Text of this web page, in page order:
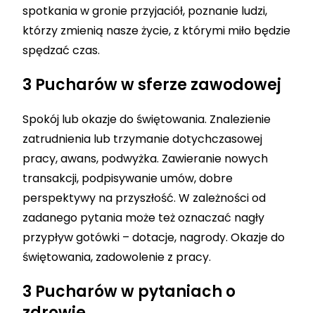
spotkania w gronie przyjaciół, poznanie ludzi,
którzy zmienią nasze życie, z którymi miło będzie
spędzać czas.
3 Pucharów w sferze zawodowej
Spokój lub okazje do świętowania. Znalezienie
zatrudnienia lub trzymanie dotychczasowej
pracy, awans, podwyżka. Zawieranie nowych
transakcji, podpisywanie umów, dobre
perspektywy na przyszłość. W zależności od
zadanego pytania może też oznaczać nagły
przypływ gotówki – dotacje, nagrody. Okazje do
świętowania, zadowolenie z pracy.
3 Pucharów w pytaniach o